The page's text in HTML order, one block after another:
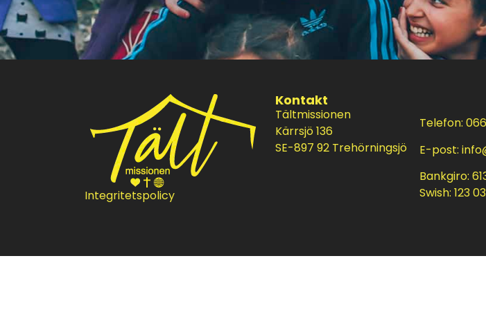
Integritetspolicy
Kontakt
Tältmissionen
Kärrsjö 136
SE-897 92 Trehörningsjö
Telefon:
E-post:
Bankgiro:
Swish: 123